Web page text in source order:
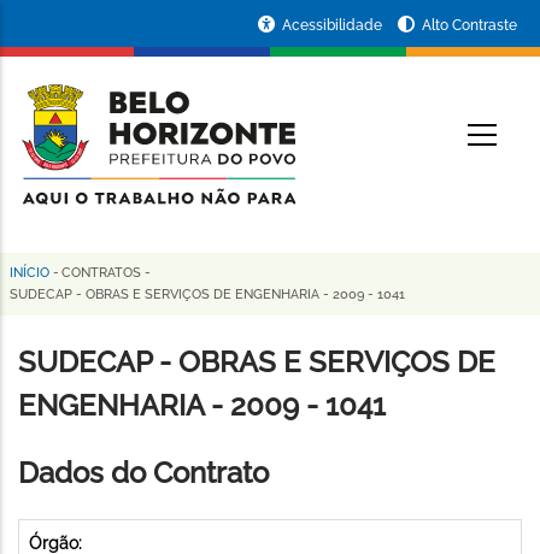
conteúdo
principal
da
Prefeitura
de
Horizonte
Acessibilidade Alto Contraste
Trilha
navegação
INÍCIO - CONTRATOS -
SUDECAP - OBRAS E SERVIÇOS DE ENGENHARIA - 2009 - 1041
SUDECAP - OBRAS E SERVIÇOS DE
ENGENHARIA - 2009 - 1041
Dados do Contrato
Órgão: